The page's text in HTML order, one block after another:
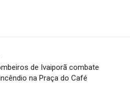
de Ivaiporã combate
na Praça do Café